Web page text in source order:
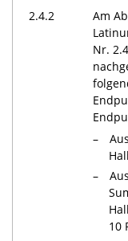
2.4.2
Am
Nr.
10